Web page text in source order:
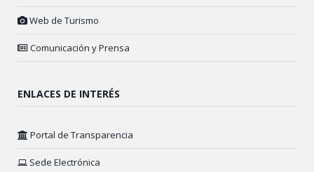
Web de Turismo
Comunicación y Prensa
ENLACES DE INTERÉS
Portal de Transparencia
Sede Electrónica